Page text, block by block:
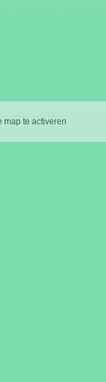
map te activeren